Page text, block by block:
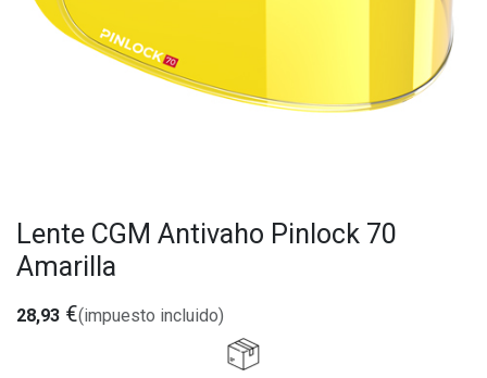
Lente CGM Antivaho Pinlock 70
Amarilla
28,93 €(impuesto incluido)